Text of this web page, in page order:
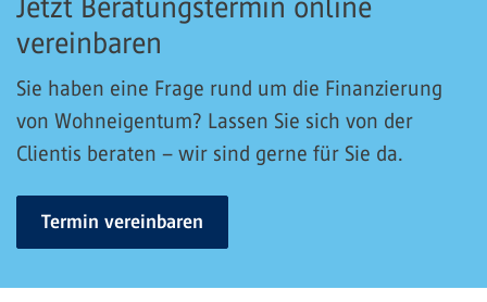
Jetzt Beratungstermin online
vereinbaren
Sie haben eine Frage rund um die Finanzierung
von Wohneigentum? Lassen Sie sich von der
Clientis beraten – wir sind gerne für Sie da.
Termin vereinbaren